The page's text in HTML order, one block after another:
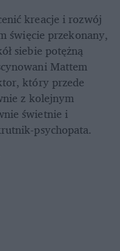
kreacje i rozwój
święcie przekonany,
siebie potężną
Mattem
który przede
z kolejnym
świetnie i
psychopata.